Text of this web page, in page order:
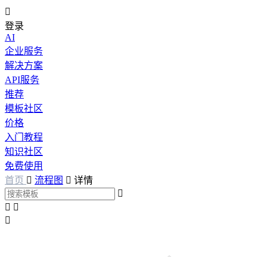

登录
AI
企业服务
解决方案
API服务
推荐
模板社区
价格
入门教程
知识社区
免费使用
首页  流程图  详情

 
